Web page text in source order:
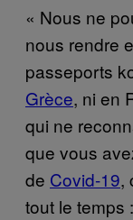
« Nous ne
nous rendre
passeports
Grèce, ni en
qui ne
que vous
de Covid-19,
tout le temps